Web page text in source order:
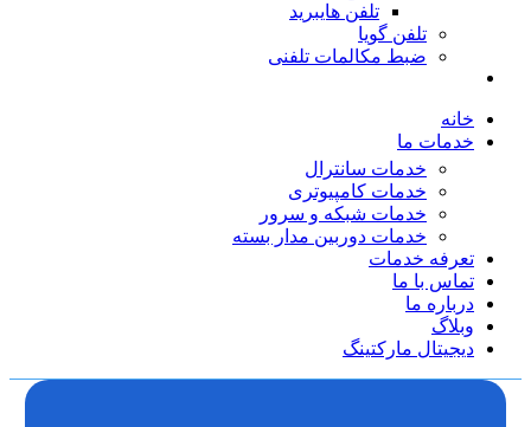
تلفن هایبرید
تلفن گویا
ضبط مکالمات تلفنی
خانه
خدمات ما
خدمات سانترال
خدمات کامپیوتری
خدمات شبکه و سرور
خدمات دوربین مدار بسته
تعرفه خدمات
تماس با ما
درباره ما
وبلاگ
دیجیتال مارکتینگ